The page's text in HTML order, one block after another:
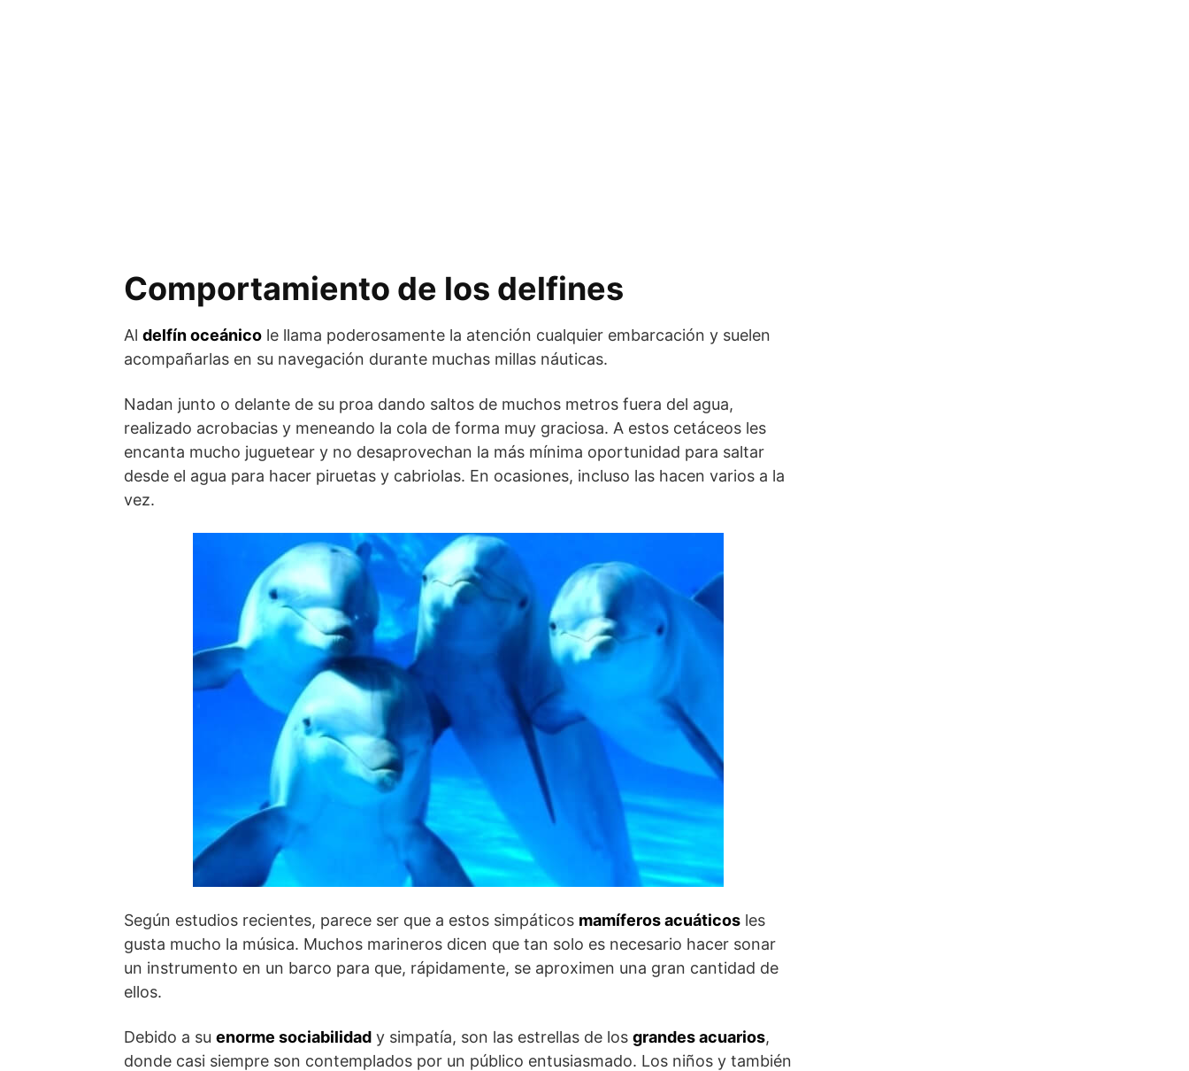
Comportamiento de los delfines
Al delfín oceánico le llama poderosamente la atención cualquier embarcación y suelen
acompañarlas en su navegación durante muchas millas náuticas.
Nadan junto o delante de su proa dando saltos de muchos metros fuera del agua,
realizado acrobacias y meneando la cola de forma muy graciosa. A estos cetáceos les
encanta mucho juguetear y no desaprovechan la más mínima oportunidad para saltar
desde el agua para hacer piruetas y cabriolas. En ocasiones, incluso las hacen varios a la
vez.
Según estudios recientes, parece ser que a estos simpáticos mamíferos acuáticos les
gusta mucho la música. Muchos marineros dicen que tan solo es necesario hacer sonar
un instrumento en un barco para que, rápidamente, se aproximen una gran cantidad de
ellos.
Debido a su enorme sociabilidad y simpatía, son las estrellas de los grandes acuarios,
donde casi siempre son contemplados por un público entusiasmado. Los niños y también